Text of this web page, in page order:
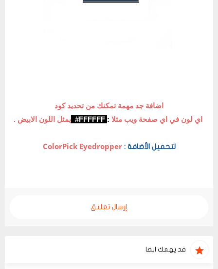
اضافة جد مهمة تمكنك من تحديد كود
اي لون في اي صفحة ويب مثلا : يمثل اللون الابيض .
لتحميل الأضافة : ColorPick Eyedropper
إرسال تعليق
قد يهمك ايضا